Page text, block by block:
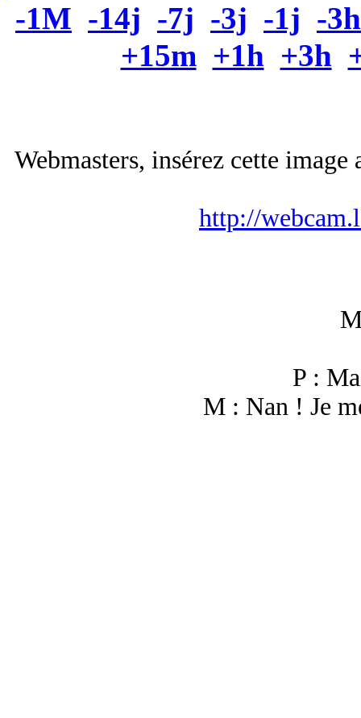
-1M -14j -7j -3j -1j -3h
+15m +1h +3h
Webmasters, insérez cette
http://
P :
M : Nan ! Je